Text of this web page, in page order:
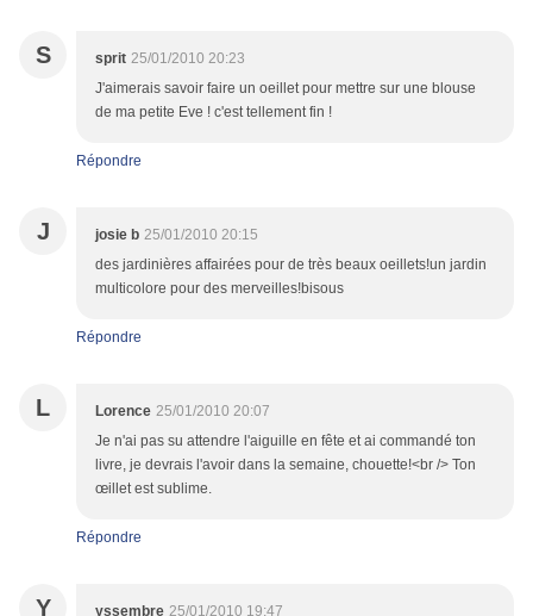
S sprit 25/01/2010 20:23
J'aimerais savoir faire un oeillet pour mettre sur une blouse
de ma petite Eve ! c'est tellement fin !
Répondre
J josie b 25/01/2010 20:15
des jardinières affairées pour de très beaux oeillets!un jardin
multicolore pour des merveilles!bisous
Répondre
L Lorence 25/01/2010 20:07
Je n'ai pas su attendre l'aiguille en fête et ai commandé ton
livre, je devrais l'avoir dans la semaine, chouette!<br /> Ton
œillet est sublime.
Répondre
Y yssembre 25/01/2010 19:47